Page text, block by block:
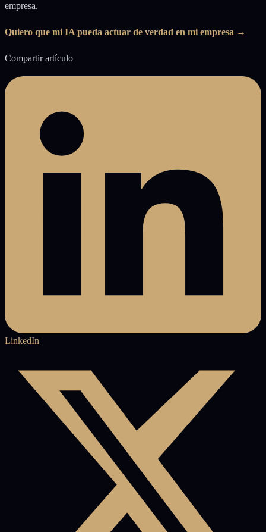
empresa.
Quiero que mi IA pueda actuar de verdad en mi empresa →
Compartir artículo
LinkedIn